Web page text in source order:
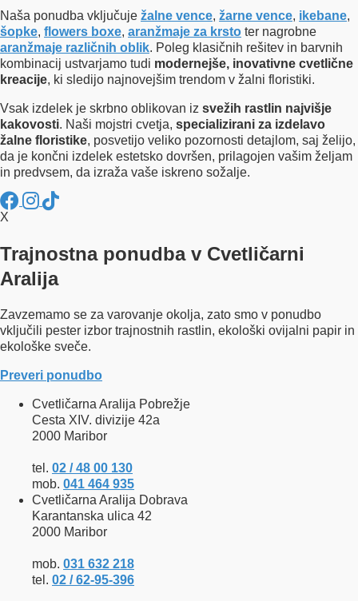
Naša ponudba vključuje žalne vence, žarne vence, ikebane,
šopke, flowers boxe, aranžmaje za krsto ter nagrobne
aranžmaje različnih oblik. Poleg klasičnih rešitev in barvnih
kombinacij ustvarjamo tudi modernejše, inovativne cvetlične
kreacije, ki sledijo najnovejšim trendom v žalni floristiki.
Vsak izdelek je skrbno oblikovan iz svežih rastlin najvišje
kakovosti. Naši mojstri cvetja, specializirani za izdelavo
žalne floristike, posvetijo veliko pozornosti detajlom, saj želijo,
da je končni izdelek estetsko dovršen, prilagojen vašim željam
in predvsem, da izraža vaše iskreno sožalje.
X
Trajnostna ponudba v Cvetličarni
Aralija
Zavzemamo se za varovanje okolja, zato smo v ponudbo
vključili pester izbor trajnostnih rastlin, ekološki ovijalni papir in
ekološke sveče.
Preveri ponudbo
Cvetličarna Aralija Pobrežje
Cesta XIV. divizije 42a
2000 Maribor
tel. 02 / 48 00 130
mob. 041 464 935
Cvetličarna Aralija Dobrava
Karantanska ulica 42
2000 Maribor
mob. 031 632 218
tel. 02 / 62-95-396